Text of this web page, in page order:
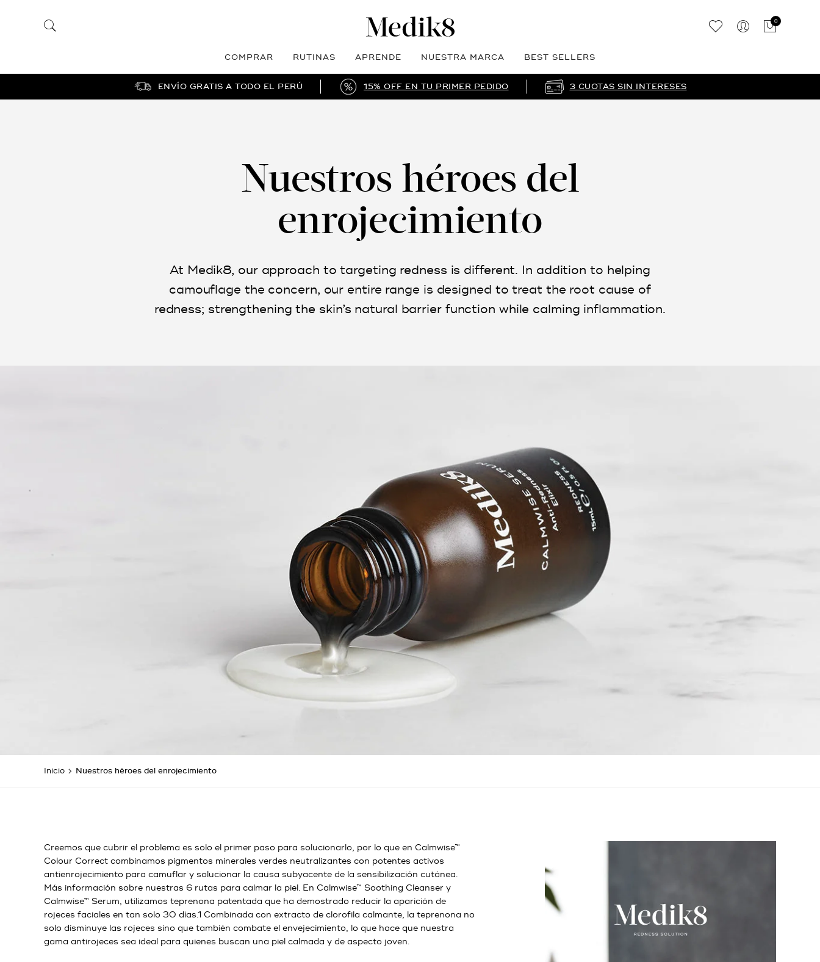
0
COMPRAR RUTINAS APRENDE NUESTRA MARCA BEST SELLERS
ENVÍO GRATIS A TODO EL PERÚ 15% OFF EN TU PRIMER PEDIDO 3 CUOTAS SIN INTERESES
Nuestros héroes del
enrojecimiento
At Medik8, our approach to targeting redness is different. In addition to helping
camouflage the concern, our entire range is designed to treat the root cause of
redness; strengthening the skin’s natural barrier function while calming inflammation.
Inicio Nuestros héroes del enrojecimiento
Creemos que cubrir el problema es solo el primer paso para solucionarlo, por lo que en Calmwise™
Colour Correct combinamos pigmentos minerales verdes neutralizantes con potentes activos
antienrojecimiento para camuflar y solucionar la causa subyacente de la sensibilización cutánea.
Más información sobre nuestras 6 rutas para calmar la piel. En Calmwise™ Soothing Cleanser y
Calmwise™ Serum, utilizamos teprenona patentada que ha demostrado reducir la aparición de
rojeces faciales en tan solo 30 días.1 Combinada con extracto de clorofila calmante, la teprenona no
solo disminuye las rojeces sino que también combate el envejecimiento, lo que hace que nuestra
gama antirojeces sea ideal para quienes buscan una piel calmada y de aspecto joven.